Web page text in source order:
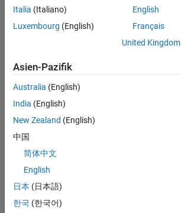
skill
No
Endorsements
Italia (Italiano)
Luxembourg (English)
English
Français
United Kingdom
Asien-Pazifik
Australia (English)
India (English)
New Zealand (English)
中国
简体中文
English
日本 (日本語)
한국 (한국어)